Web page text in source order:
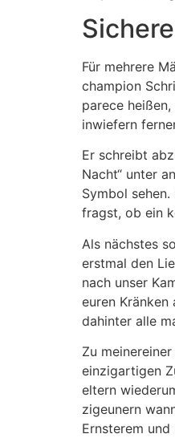
Für mehrere
champion
parece
inwiefern
Er schreibt
Nacht“ unter
Symbol
fragst, ob ein
Als nächstes
erstmal den
nach unser
euren
dahinter alle
Zu
einzigartigen
eltern
zigeunern
Ernsterem